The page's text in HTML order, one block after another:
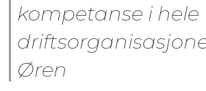
kompetanse i hele
Øren